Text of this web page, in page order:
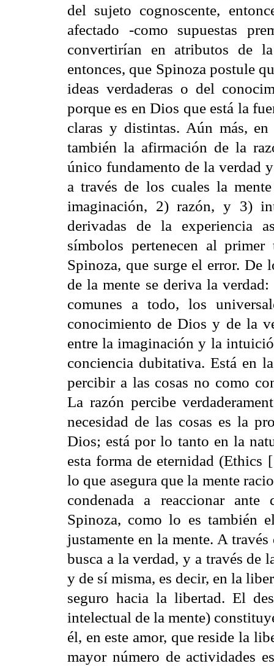
del sujeto cognoscente,
afectado -como supuestas
convertirían en atributos de
entonces, que Spinoza postule
ideas verdaderas o del
porque es en Dios que está la
claras y distintas. Aún más,
también la afirmación de la
único fundamento de la verdad
a través de los cuales la
imaginación, 2) razón, y 3)
derivadas de la experiencia
símbolos pertenecen al primer
Spinoza, que surge el error. De
de la mente se deriva la
comunes a todo, los
conocimiento de Dios y de la
entre la imaginación y la
conciencia dubitativa. Está en
percibir a las cosas no como
La razón percibe
necesidad de las cosas es la
Dios; está por lo tanto en la
esta forma de eternidad
lo que asegura que la mente
condenada a reaccionar ante
Spinoza, como lo es también
justamente en la mente. A
busca a la verdad, y a través de
y de sí misma, es decir, en la
seguro hacia la libertad. El
intelectual de la mente)
él, en este amor, que reside la
mayor número de actividades